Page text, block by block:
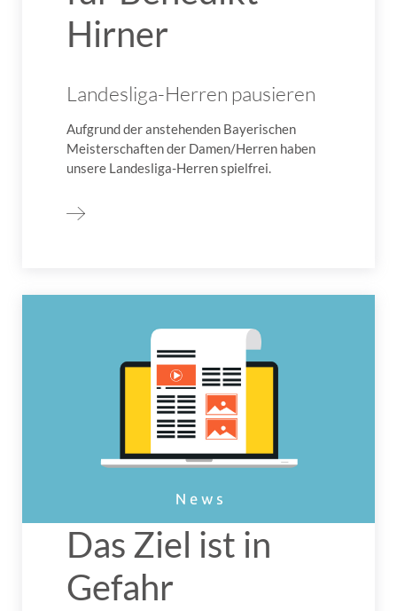
Hirner
Landesliga-Herren pausieren
Aufgrund der anstehenden Bayerischen
Meisterschaften der Damen/Herren haben
unsere Landesliga-Herren spielfrei.
Das Ziel ist in
Gefahr